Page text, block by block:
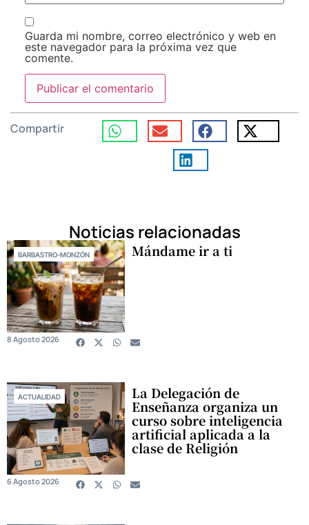
Guarda mi nombre, correo electrónico y web en
este navegador para la próxima vez que
comente.
Compartir
Noticias relacionadas
BARBASTRO-MONZÓN Mándame ir a ti
8 Agosto 2026
ACTUALIDAD La Delegación de
Enseñanza organiza un
curso sobre inteligencia
artificial aplicada a la
clase de Religión
6 Agosto 2026